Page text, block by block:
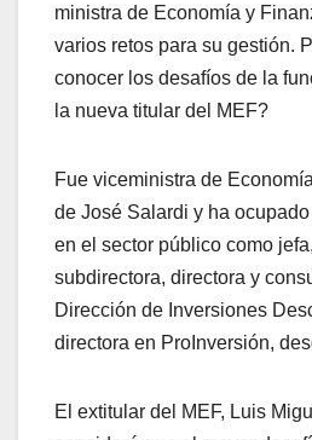
ministra de Economía y
varios retos para su gestión.
conocer los desafíos de la
la nueva titular del MEF?
Fue viceministra de
de José Salardi y ha
en el sector público como
subdirectora, directora y
Dirección de Inversiones
directora en ProInversión,
El extitular del MEF, Luis